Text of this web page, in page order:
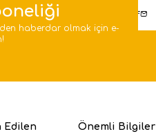
haberdar olmak için e-
Edilen
Önemli Bilgiler